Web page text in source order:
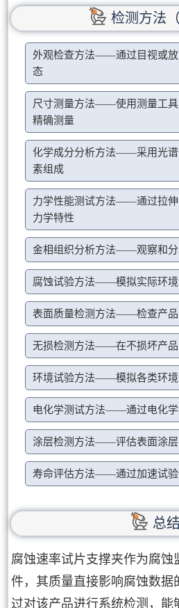
检测方法（
外观检查方法——通过目视或放
态
尺寸测量方法——使用测量工具
精确测量
化学成分分析方法——采用光谱
素组成
力学性能测试方法——通过拉伸
力学特性
金相组织分析方法——观察和分
腐蚀试验方法——模拟实际环境
表面质量检测方法——检查产品
无损检测方法——在不损坏产品
环境试验方法——模拟各类环境
电化学测试方法——通过电化学
涂层检测方法——评估表面涂层
寿命评估方法——通过加速试验
总结
腐蚀速率试片支撑夹作为腐蚀
件，其质量直接影响腐蚀数据
过对该产品进行系统检测，能